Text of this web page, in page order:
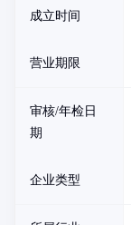
成立时间
营业期限
审核/年检日
期
企业类型